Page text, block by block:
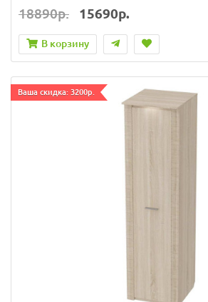
18890р. 15690р.
В корзину
Ваша скидка: 3200р.